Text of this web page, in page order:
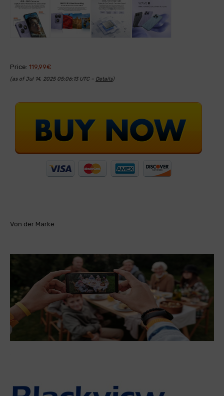
Price: 119,99€
(as of Jul 14, 2025 05:06:13 UTC – Details)
Von der Marke